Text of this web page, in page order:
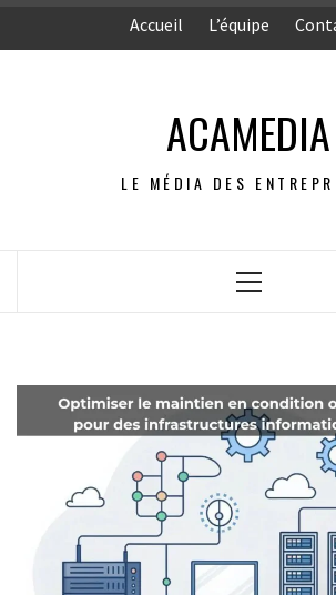
Accueil L’équipe
ACAMEDIA
LE MÉDIA DES
Menu